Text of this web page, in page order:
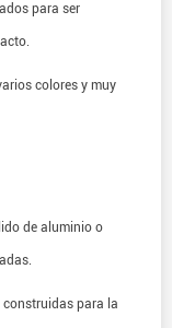
para ser
colores y muy
de aluminio o
construidas para la